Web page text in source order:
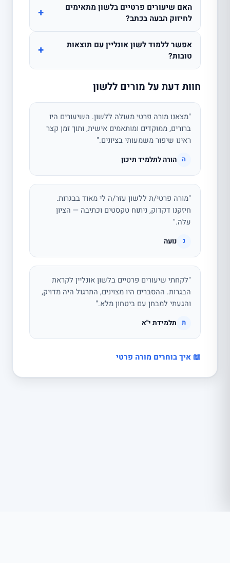
האם שיעורים פרטיים בלשון מתאימים
לחיזוק הבעה בכתב?
+
אפשר ללמוד לשון אונליין עם תוצאות
טובות?
+
חוות דעת על מורים ללשון
"מצאנו מורה פרטי מעולה ללשון. השיעורים היו
ברורים, ממוקדים ומותאמים אישית, ותוך זמן קצר
ראינו שיפור משמעותי בציונים."
ה הורה לתלמיד תיכון
"מורה פרטי/ת ללשון עזר/ה לי מאוד בבגרות.
חיזקנו דקדוק, ניתוח טקסטים וכתיבה — הציון
עלה."
נ נועה
"לקחתי שיעורים פרטיים בלשון אונליין לקראת
הבגרות. ההסברים היו מצוינים, התרגול היה מדויק,
והגעתי למבחן עם ביטחון מלא."
ת תלמידת י"א
📖 איך בוחרים מורה פרטי